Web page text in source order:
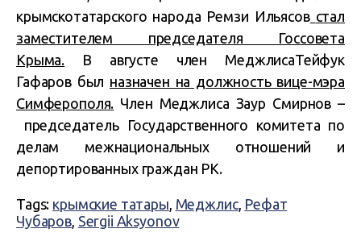
крымскотатарского народа Ремзи Ильясов стал
заместителем председателя Госсовета
Крыма. В августе член МеджлисаТейфук
Гафаров был назначен на должность вице-мэра
Симферополя. Член Меджлиса Заур Смирнов –
председатель Государственного комитета по
делам межнациональных отношений и
депортированных граждан РК.
Tags: крымские татары, Меджлис, Рефат
Чубаров, Sergii Aksyonov